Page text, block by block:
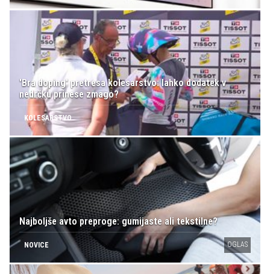
'Bra doping' pretresa kolesarstvo: lahko dodatek v
nedrčku prinese zmago?
KOLESARSTVO
Najboljše avto preproge: gumijaste ali tekstilne?
NOVICE OGLAS